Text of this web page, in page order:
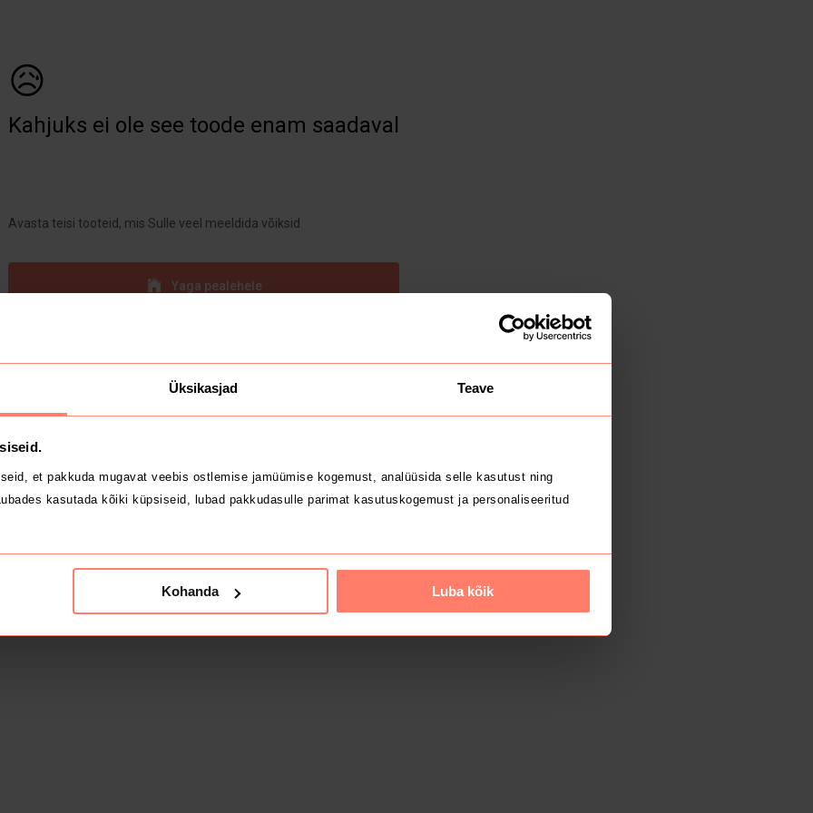
Üksikasjad Teave
et pakkuda mugavat veebis ostlemise jamüümise kogemust, analüüsida selle kasutust ning
kasutada kõiki küpsiseid, lubad pakkudasulle parimat kasutuskogemust ja personaliseeritud
Kohanda Luba kõik
😥
Kahjuks ei ole see toode enam saadaval
Avasta teisi tooteid, mis Sulle veel meeldida võiksid
Yaga pealehele